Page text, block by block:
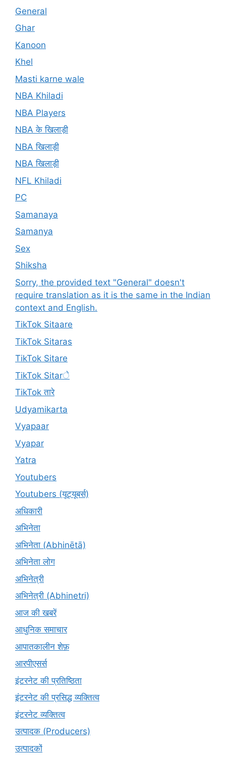
General
Ghar
Kanoon
Khel
Masti karne wale
NBA Khiladi
NBA Players
NBA के खिलाड़ी
NBA खिलाड़ी
NBA खिलाड़ी
NFL Khiladi
PC
Samanaya
Samanya
Sex
Shiksha
Sorry, the provided text "General" doesn't
require translation as it is the same in the Indian
context and English.
TikTok Sitaare
TikTok Sitaras
TikTok Sitare
TikTok Sitarे
TikTok तारे
Udyamikarta
Vyapaar
Vyapar
Yatra
Youtubers
Youtubers (यूट्यूबर्स)
अधिकारी
अभिनेता
अभिनेता (Abhinētā)
अभिनेता लोग
अभिनेत्री
अभिनेत्री (Abhinetri)
आज की खबरें
आधुनिक समाचार
आपातकालीन शेफ़
आरपीएसर्स
इंटरनेट की प्रतिष्ठिता
इंटरनेट की प्रसिद्ध व्यक्तित्व
इंटरनेट व्यक्तित्व
उत्पादक (Producers)
उत्पादकों